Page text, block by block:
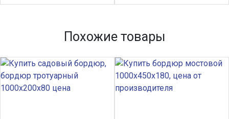
Похожие товары